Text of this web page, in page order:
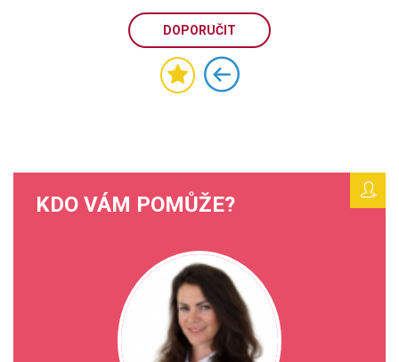
DOPORUČIT
KDO VÁM POMŮŽE?